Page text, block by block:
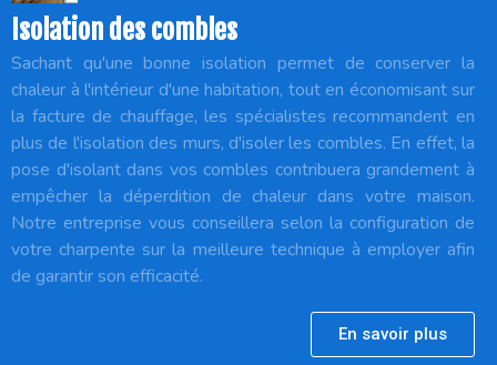
Isolation des combles
Sachant qu'une bonne isolation permet de conserver la
chaleur à l'intérieur d'une habitation, tout en économisant sur
la facture de chauffage, les spécialistes recommandent en
plus de l'isolation des murs, d'isoler les combles. En effet, la
pose d'isolant dans vos combles contribuera grandement à
empêcher la déperdition de chaleur dans votre maison.
Notre entreprise vous conseillera selon la configuration de
votre charpente sur la meilleure technique à employer afin
de garantir son efficacité.
En savoir plus